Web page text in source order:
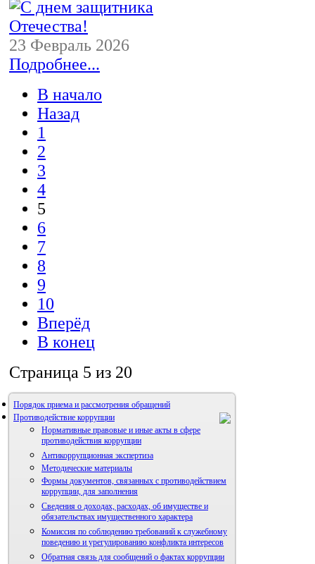
23 Февраль 2026
Подробнее...
В начало
Назад
1
2
3
4
5
6
7
8
9
10
Вперёд
В конец
Страница 5 из 20
Порядок приема и рассмотрения обращений
Противодействие коррупции
Нормативные правовые и иные акты в сфере
противодействия коррупции
Антикоррупционная экспертиза
Методические материалы
Формы документов, связанных с противодействием
коррупции, для заполнения
Сведения о доходах, расходах, об имуществе и
обязательствах имущественного характера
Комиссия по соблюдению требований к служебному
поведению и урегулированию конфликта интересов
Обратная связь для сообщений о фактах коррупции